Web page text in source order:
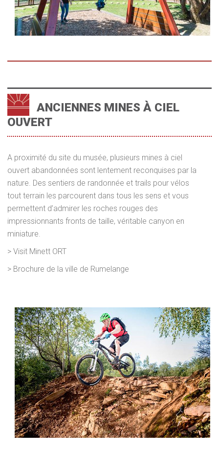
ANCIENNES MINES À CIEL
OUVERT
A proximité du site du musée, plusieurs mines à ciel
ouvert abandonnées sont lentement reconquises par la
nature. Des sentiers de randonnée et trails pour vélos
tout terrain les parcourent dans tous les sens et vous
permettent d’admirer les roches rouges des
impressionnants fronts de taille, véritable canyon en
miniature.
> Visit Minett ORT
> Brochure de la ville de Rumelange